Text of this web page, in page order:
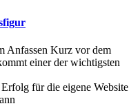
Anfassen Kurz vor dem
einer der wichtigsten